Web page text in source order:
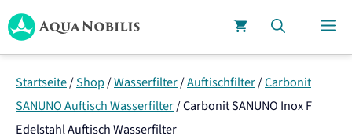
Zum
Inhalt
springen
Startseite/Shop/Wasserfilter/Auftischfilter/Carbonit
SANUNO Auftisch Wasserfilter/Carbonit SANUNO Inox F
Edelstahl Auftisch Wasserfilter